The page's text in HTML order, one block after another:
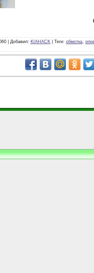
| Добавил: KIAHACK Теги: обмотка